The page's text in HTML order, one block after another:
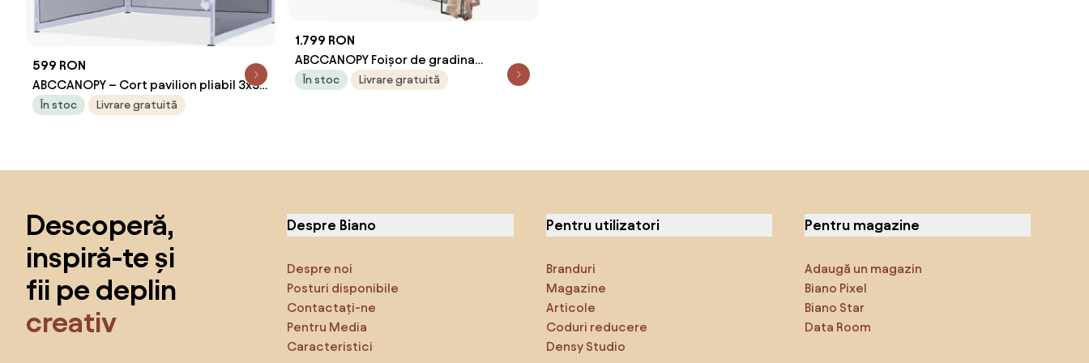
599 RON
ABCCANOPY – Cort pavilion pliabil 3x3
m, cu pereți Mesh anti-insecte,
În stoc Livrare gratuită
1.799 RON
ABCCANOPY Foișor de gradina
3.05x3.05 m - Foișor exterior cu cadru
În stoc Livrare gratuită
Descoperă,
inspiră-te și
fii pe deplin
creativ
Despre Biano
Despre noi
Posturi disponibile
Contactați-ne
Pentru Media
Caracteristici
Pentru utilizatori
Branduri
Magazine
Articole
Coduri reducere
Densy Studio
Pentru magazine
Adaugă un magazin
Biano Pixel
Biano Star
Data Room